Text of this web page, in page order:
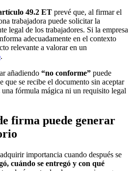
49.2 ET prevé que, al firmar el
trabajadora puede solicitar la
legal de los trabajadores. Si la empresa
adecuadamente en el contexto
relevante a valorar en un
.
añadiendo “no conforme” puede
que se recibe el documento sin aceptar
fórmula mágica ni un requisito legal
firma puede generar
importancia cuando después se
cuándo se entregó y con qué